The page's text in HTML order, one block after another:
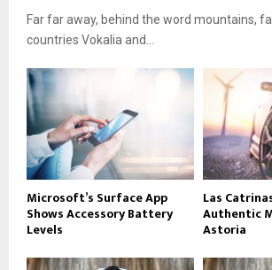
Far far away, behind the word mountains,
countries Vokalia and...
Microsoft’s Surface App
Shows Accessory Battery
Levels
Las
Authentic
Astoria